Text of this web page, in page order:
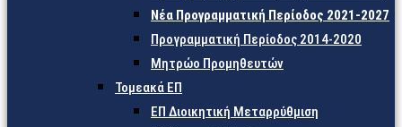
Νέα Προγραμματική Περίοδος 2021-2027
Προγραμματική Περίοδος 2014-2020
Μητρώο Προμηθευτών
Τομεακά ΕΠ
ΕΠ Διοικητική Μεταρρύθμιση